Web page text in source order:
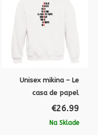
Unisex mikina – Le
casa de papel
€26.99
Na Sklade